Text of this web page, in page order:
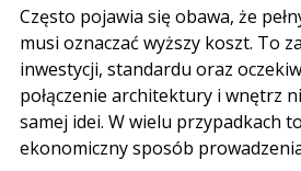
Często pojawia się obawa, że
musi oznaczać wyższy koszt. To
inwestycji, standardu oraz
połączenie architektury i wnętrz
samej idei. W wielu przypadkach
ekonomiczny sposób